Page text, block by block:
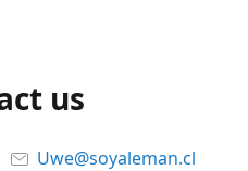
us
Uwe@soyaleman.cl